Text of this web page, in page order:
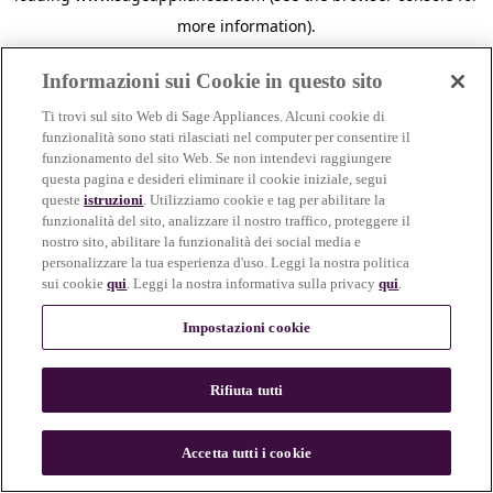
more information).
n
Informazioni sui Cookie in questo sito
Ti trovi sul sito Web di Sage Appliances. Alcuni cookie di
funzionalità sono stati rilasciati nel computer per consentire il
funzionamento del sito Web. Se non intendevi raggiungere
questa pagina e desideri eliminare il cookie iniziale, segui
questeistruzioni. Utilizziamo cookie e tag per abilitare la
funzionalità del sito, analizzare il nostro traffico, proteggere il
nostro sito, abilitare la funzionalità dei social media e
personalizzare la tua esperienza d'uso. Leggi la nostra politica
sui cookiequi. Leggi la nostra informativa sulla privacyqui.
Impostazioni cookie
Rifiuta tutti
Accetta tutti i cookie